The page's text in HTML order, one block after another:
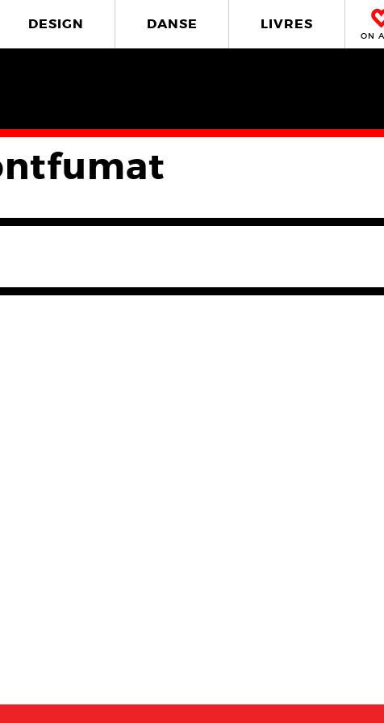
DESIGN DANSE LIVRES
ON